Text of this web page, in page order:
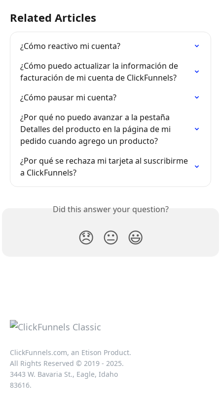
Related Articles
¿Cómo reactivo mi cuenta?
¿Cómo puedo actualizar la información de
facturación de mi cuenta de ClickFunnels?
¿Cómo pausar mi cuenta?
¿Por qué no puedo avanzar a la pestaña
Detalles del producto en la página de mi
pedido cuando agrego un producto?
¿Por qué se rechaza mi tarjeta al suscribirme
a ClickFunnels?
Did this answer your question?
😞 😐 😃
ClickFunnels.com, an Etison Product.
All Rights Reserved © 2019 - 2025.
3443 W. Bavaria St., Eagle, Idaho
83616.